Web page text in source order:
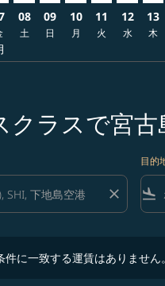
08
土
09
日
10
月
11
火
12
水
13
木
クラスで宮
close
目的
flight_land
件に一致する運賃はありません